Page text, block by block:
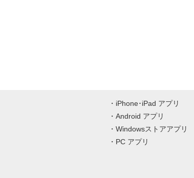
iPhone･iPad アプリ
Android アプリ
Windowsストアアプリ
PC アプリ